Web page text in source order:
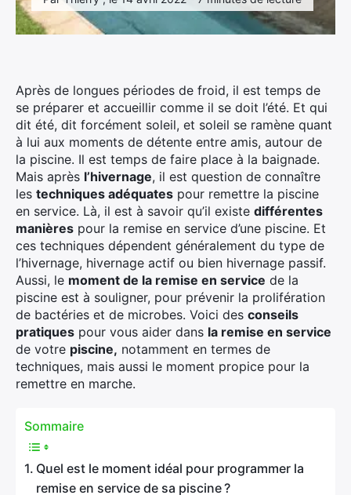
Après de longues périodes de froid, il est temps de
se préparer et accueillir comme il se doit l’été. Et qui
dit été, dit forcément soleil, et soleil se ramène quant
à lui aux moments de détente entre amis, autour de
la piscine. Il est temps de faire place à la baignade.
Mais après l’hivernage, il est question de connaître
les techniques adéquates pour remettre la piscine
en service. Là, il est à savoir qu’il existe différentes
manières pour la remise en service d’une piscine. Et
ces techniques dépendent généralement du type de
l’hivernage, hivernage actif ou bien hivernage passif.
Aussi, le moment de la remise en service de la
piscine est à souligner, pour prévenir la prolifération
de bactéries et de microbes. Voici des conseils
pratiques pour vous aider dans la remise en service
de votre piscine, notamment en termes de
techniques, mais aussi le moment propice pour la
remettre en marche.
Sommaire
Quel est le moment idéal pour programmer la
remise en service de sa piscine ?